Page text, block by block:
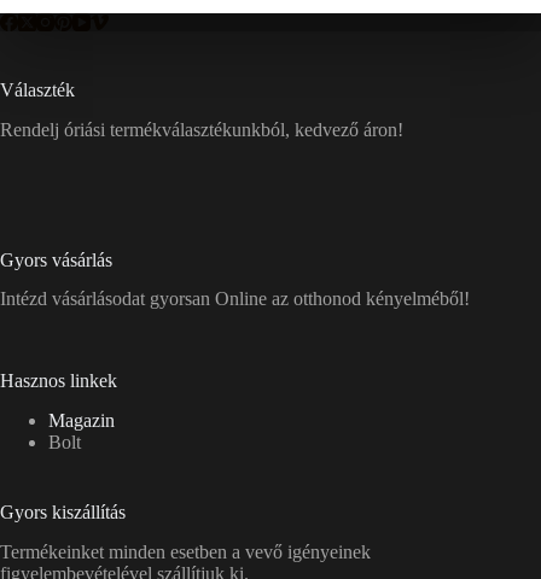
Választék
Rendelj óriási termékválasztékunkból, kedvező áron!
Gyors vásárlás
Intézd vásárlásodat gyorsan Online az otthonod kényelméből!
Hasznos linkek
Magazin
Bolt
Gyors kiszállítás
Termékeinket minden esetben a vevő igényeinek
figyelembevételével szállítjuk ki.